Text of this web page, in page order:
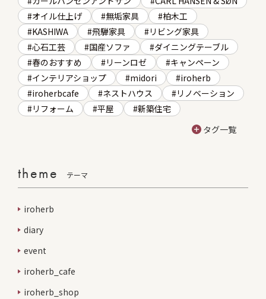
オイル仕上げ
無垢家具
柏木工
KASHIWA
飛騨家具
リビング家具
心石工芸
国産ソファ
ダイニングテーブル
春のおすすめ
リーンロゼ
キャンペーン
インテリアショップ
midori
iroherb
iroherbcafe
ネストハウス
リノベーション
リフォーム
平屋
新築住宅
タグ一覧
theme テーマ
iroherb
diary
event
iroherb_cafe
iroherb_shop